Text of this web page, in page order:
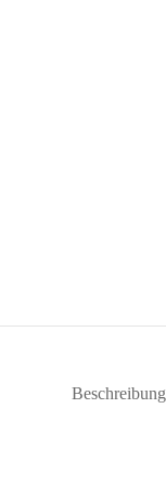
Beschreibung